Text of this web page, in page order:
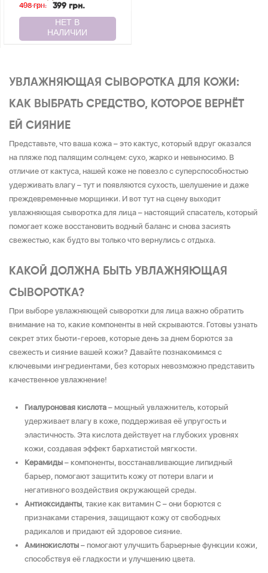
МОРЩИН С ЛИФТИНГ
ЭФФЕКТОМ ANTI-
AGEING LIFT SERUM
JOKO BLEND 30 МЛ
498 грн. 399 грн.
УВЛАЖНЯЮЩАЯ СЫВОРОТКА ДЛЯ КОЖИ:
КАК ВЫБРАТЬ СРЕДСТВО, КОТОРОЕ ВЕРНЁТ
ЕЙ СИЯНИЕ
Представьте, что ваша кожа – это кактус, который вдруг оказался
на пляже под палящим солнцем: сухо, жарко и невыносимо. В
отличие от кактуса, нашей коже не повезло с суперспособностью
удерживать влагу – тут и появляются сухость, шелушение и даже
преждевременные морщинки. И вот тут на сцену выходит
увлажняющая сыворотка для лица – настоящий спасатель, который
помогает коже восстановить водный баланс и снова засиять
свежестью, как будто вы только что вернулись с отдыха.
КАКОЙ ДОЛЖНА БЫТЬ УВЛАЖНЯЮЩАЯ
СЫВОРОТКА?
При выборе увлажняющей сыворотки для лица важно обратить
внимание на то, какие компоненты в ней скрываются. Готовы узнать
секрет этих бьюти-героев, которые день за днем борются за
свежесть и сияние вашей кожи? Давайте познакомимся с
ключевыми ингредиентами, без которых невозможно представить
качественное увлажнение!
Гиалуроновая кислота – мощный увлажнитель, который
удерживает влагу в коже, поддерживая её упругость и
эластичность. Эта кислота действует на глубоких уровнях
кожи, создавая эффект бархатистой мягкости.
Керамиды – компоненты, восстанавливающие липидный
барьер, помогают защитить кожу от потери влаги и
негативного воздействия окружающей среды.
Антиоксиданты, такие как витамин С – они борются с
признаками старения, защищают кожу от свободных
радикалов и придают ей здоровое сияние.
Аминокислоты – помогают улучшить барьерные функции кожи,
способствуя её гладкости и улучшению цвета.